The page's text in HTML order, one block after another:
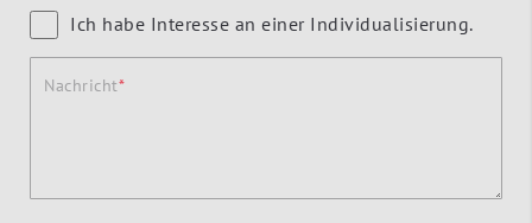
Ich habe Interesse an einer Individualisierung.
Nachricht